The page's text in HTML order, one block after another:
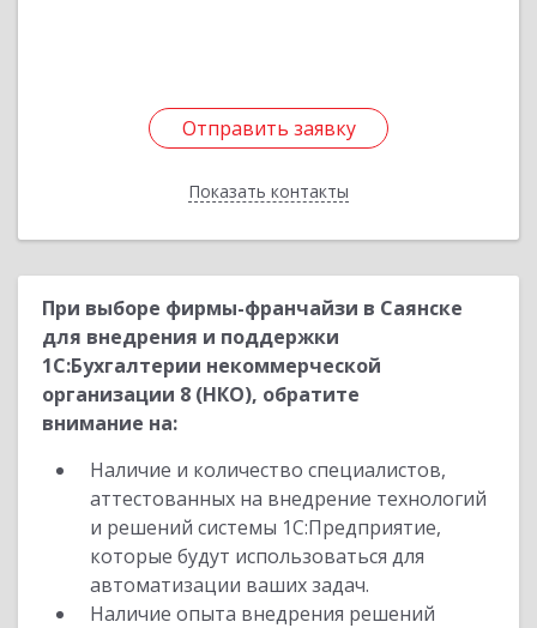
Отправить заявку
Показать контакты
Отправить заявку
Назад
При выборе фирмы-франчайзи в Саянске
для внедрения и поддержки
1С:Бухгалтерии некоммерческой
организации 8 (НКО), обратите
внимание на:
Наличие и количество специалистов,
аттестованных на внедрение технологий
и решений системы 1С:Предприятие,
которые будут использоваться для
автоматизации ваших задач.
Наличие опыта внедрения решений